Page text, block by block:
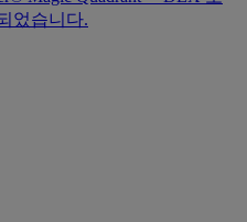
었습니다.